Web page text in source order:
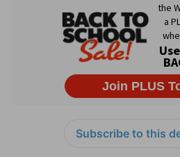
Subscribe to this